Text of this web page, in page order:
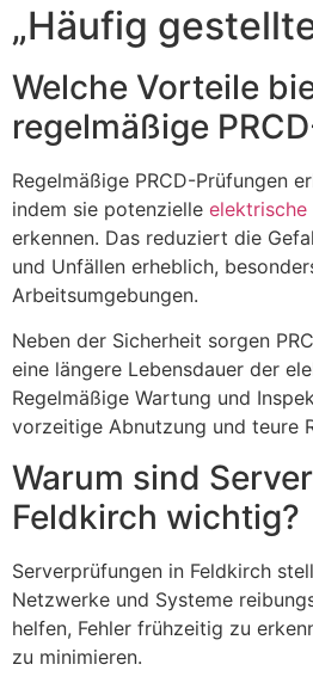
„Häufig
Welche Vorteile
regelmäßige
Regelmäßige PRCD-Prüfungen
indem sie potenzielle elektrische
erkennen. Das reduziert die
und Unfällen erheblich,
Arbeitsumgebungen.
Neben der Sicherheit sorgen
eine längere Lebensdauer der
Regelmäßige Wartung und
vorzeitige Abnutzung und teure
Warum sind
Feldkirch wichtig?
Serverprüfungen in Feldkirch
Netzwerke und Systeme
helfen, Fehler frühzeitig zu
zu minimieren.